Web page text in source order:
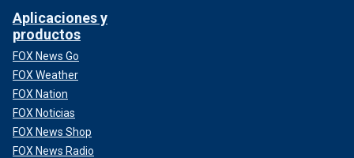
Aplicaciones y
productos
FOX News Go
FOX Weather
FOX Nation
FOX Noticias
FOX News Shop
FOX News Radio